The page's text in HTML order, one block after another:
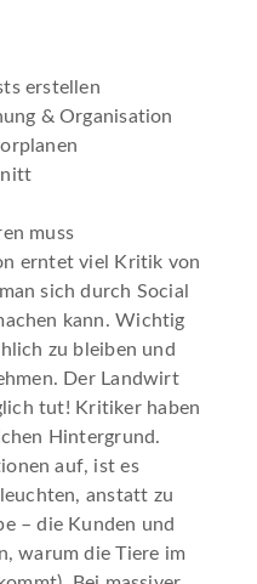
erstellen
& Organisation
muss
erntet viel Kritik von
sich durch Social
kann. Wichtig
zu bleiben und
Der Landwirt
tut! Kritiker haben
Hintergrund.
auf, ist es
anstatt zu
– die Kunden und
warum die Tiere im